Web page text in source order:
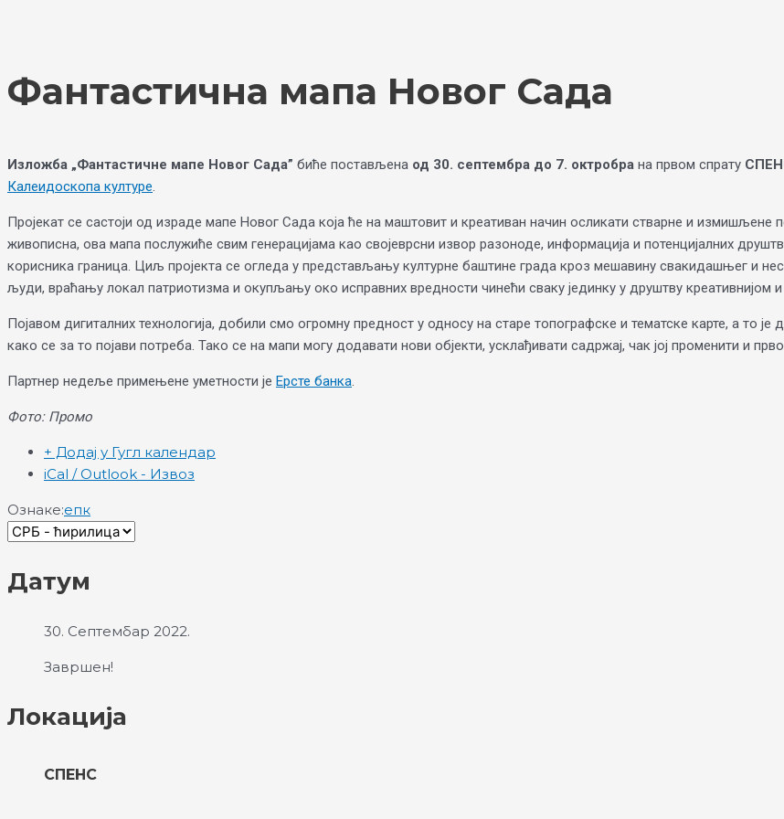
Фантастична мапа Новог Сада
Изложба „Фантастичне мапе Новог Сада” биће постављена од 30. септембра до 7. октробра на првом спрату
Калеидоскопа културе.
Пројекат се састоји од израде мапе Новог Сада која ће на маштовит и креативан начин осликати стварне и измишљене
живописна, ова мапа послужиће свим генерацијама као својеврсни извор разоноде, информација и потенцијалних
корисника граница. Циљ пројекта се огледа у представљању културне баштине града кроз мешавину свакидашњег и
људи, враћању локал патриотизма и окупљању око исправних вредности чинећи сваку јединку у друштву креативнијом и
Појавом дигиталних технологија, добили смо огромну предност у односу на старе топографске и тематске карте, а то
како се за то појави потреба. Тако се на мапи могу додавати нови објекти, усклађивати садржај, чак јој променити и
Партнер недеље примењене уметности је Ерсте банка.
Фото: Промо
+ Додај у Гугл календар
iCal / Outlook - Извоз
Ознаке:епк
Датум
30. Септембар 2022.
Завршен!
Локација
СПЕНС